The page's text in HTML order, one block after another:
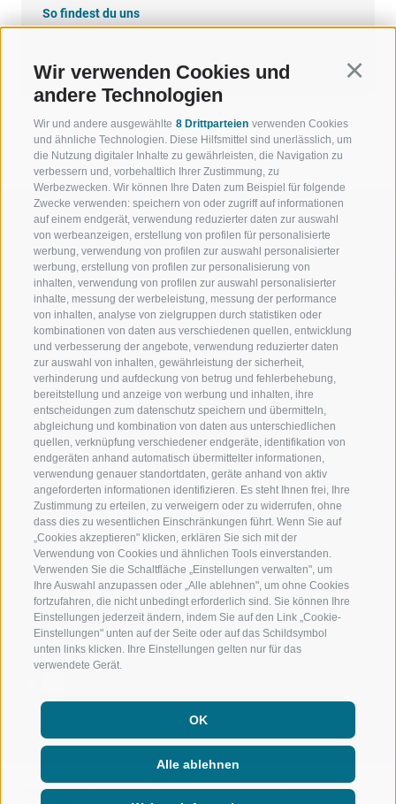
Wir verwenden Cookies und
andere Technologien
Wir und andere ausgewählte 8 Drittparteien verwenden Cookies
und ähnliche Technologien. Diese Hilfsmittel sind unerlässlich, um
die Nutzung digitaler Inhalte zu gewährleisten, die Navigation zu
verbessern und, vorbehaltlich Ihrer Zustimmung, zu
Werbezwecken. Wir können Ihre Daten zum Beispiel für folgende
Zwecke verwenden: speichern von oder zugriff auf informationen
auf einem endgerät, verwendung reduzierter daten zur auswahl
von werbeanzeigen, erstellung von profilen für personalisierte
werbung, verwendung von profilen zur auswahl personalisierter
werbung, erstellung von profilen zur personalisierung von
inhalten, verwendung von profilen zur auswahl personalisierter
inhalte, messung der werbeleistung, messung der performance
von inhalten, analyse von zielgruppen durch statistiken oder
kombinationen von daten aus verschiedenen quellen, entwicklung
und verbesserung der angebote, verwendung reduzierter daten
zur auswahl von inhalten, gewährleistung der sicherheit,
verhinderung und aufdeckung von betrug und fehlerbehebung,
bereitstellung und anzeige von werbung und inhalten, ihre
entscheidungen zum datenschutz speichern und übermitteln,
abgleichung und kombination von daten aus unterschiedlichen
quellen, verknüpfung verschiedener endgeräte, identifikation von
endgeräten anhand automatisch übermittelter informationen,
verwendung genauer standortdaten, geräte anhand von aktiv
angeforderten informationen identifizieren. Es steht Ihnen frei, Ihre
Zustimmung zu erteilen, zu verweigern oder zu widerrufen, ohne
dass dies zu wesentlichen Einschränkungen führt. Wenn Sie auf
„Cookies akzeptieren" klicken, erklären Sie sich mit der
Verwendung von Cookies und ähnlichen Tools einverstanden.
Verwenden Sie die Schaltfläche „Einstellungen verwalten", um
Ihre Auswahl anzupassen oder „Alle ablehnen", um ohne Cookies
fortzufahren, die nicht unbedingt erforderlich sind. Sie können Ihre
Einstellungen jederzeit ändern, indem Sie auf den Link „Cookie-
Einstellungen" unten auf der Seite oder auf das Schildsymbol
unten links klicken. Ihre Einstellungen gelten nur für das
verwendete Gerät.
OK
Alle ablehnen
So findest du uns
WILLKOMMEN IN DER
FERIENREGION RATSCHINGS
JAUFENTAL
RATSCHINGS
RIDNAUNTAL
BERGBAHNEN
SKISCHULE RATSCHINGS
LUISL'S SKISCHULE IN RATSCHINGS
SPORT UND
MENGE
SKIFAHREN
WANDERN
HOCHALPINE
BIKEN
LANGLAUFEN
FOLGE UNS AUF SOCIAL MEDIA
IMPRESSUM |SITEMAP |TRANSPARENTE VERWALTUNG |